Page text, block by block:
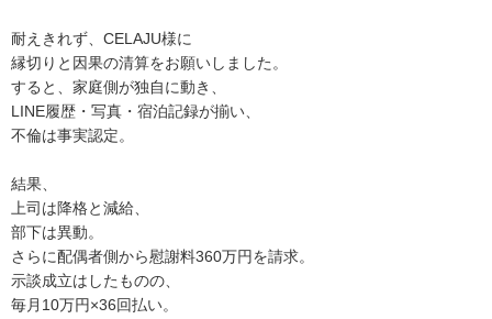
耐えきれず、CELAJU様に
縁切りと因果の清算をお願いしました。
すると、家庭側が独自に動き、
LINE履歴・写真・宿泊記録が揃い、
不倫は事実認定。
結果、
上司は降格と減給、
部下は異動。
さらに配偶者側から慰謝料360万円を請求。
示談成立はしたものの、
毎月10万円×36回払い。